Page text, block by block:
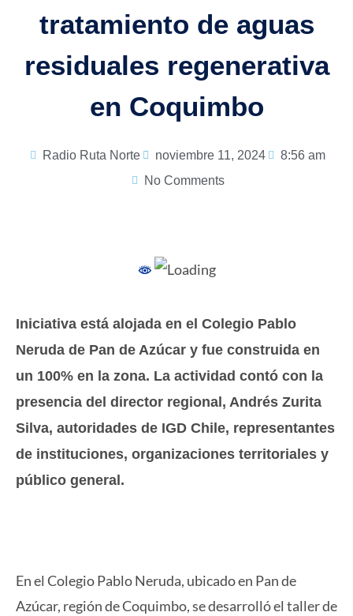
tratamiento de aguas
residuales regenerativa
en Coquimbo
Radio Ruta Norte noviembre 11, 2024
8:56 am
No Comments
Iniciativa está alojada en el Colegio Pablo
Neruda de Pan de Azúcar y fue construida en
un 100% en la zona. La actividad contó con la
presencia del director regional, Andrés Zurita
Silva, autoridades de IGD Chile, representantes
de instituciones, organizaciones territoriales y
público general.
En el Colegio Pablo Neruda, ubicado en Pan de
Azúcar, región de Coquimbo, se desarrolló el taller de